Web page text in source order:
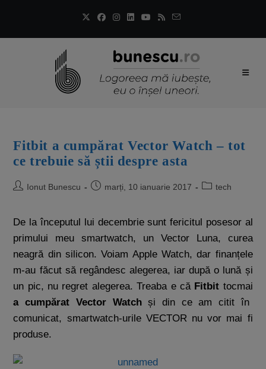
Fitbit a cumpărat Vector Watch – tot
ce trebuie să știi despre asta
Ionut Bunescu marți, 10 ianuarie 2017 tech
De la începutul lui decembrie sunt fericitul posesor al
primului meu smartwatch, un Vector Luna, curea
neagră din silicon. Voiam Apple Watch, dar finanțele
m-au făcut să regândesc alegerea, iar după o lună și
un pic, nu regret alegerea. Treaba e că Fitbit tocmai
a cumpărat Vector Watchși din ce am citit în
comunicat, smartwatch-urile VECTOR nu vor mai fi
produse.